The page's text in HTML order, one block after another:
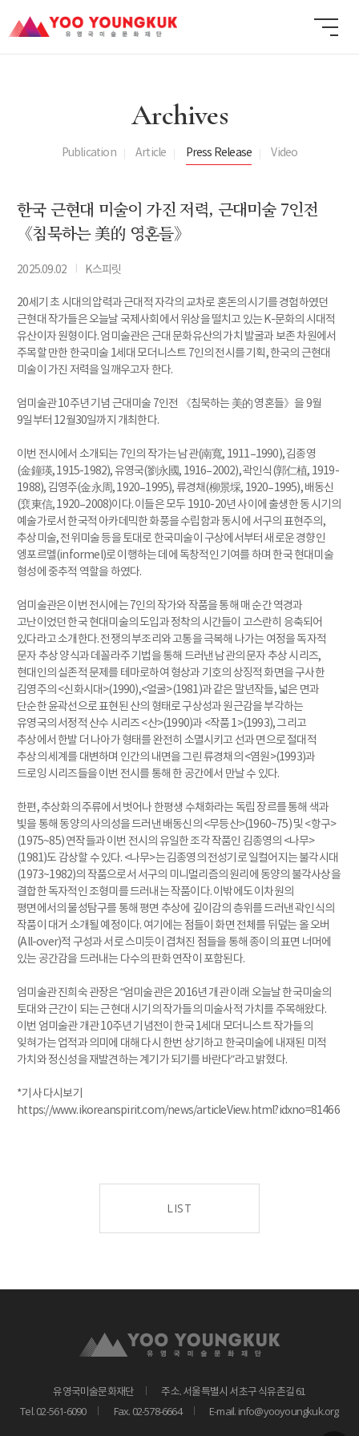
Archives
Publication Article Press Release Video
한국 근현대 미술이 가진 저력, 근대미술 7인전
《침묵하는 美的 영혼들》
2025.09.02 K스피릿
20세기 초 시대의 압력과 근대적 자각의 교차로 혼돈의 시기를 경험하였던
근현대 작가들은 오늘날 국제사회에서 위상을 떨치고 있는 K-문화의 시대적
유산이자 원형이다. 엄미술관은 근대 문화유산의 가치 발굴과 보존 차원에서
주목할 만한 한국미술 1세대 모더니스트 7인의 전시를 기획, 한국의 근현대
미술이 가진 저력을 일깨우고자 한다.
엄미술관 10주년 기념 근대미술 7인전 《침묵하는 美的 영혼들》을 9월
9일부터 12월30일까지 개최한다.
이번 전시에서 소개되는 7인의 작가는 남관(南寬, 1911–1990), 김종영
(金鐘瑛, 1915-1982), 유영국(劉永國, 1916–2002), 곽인식(郭仁植, 1919-
1988), 김영주(金永周, 1920–1995), 류경채(柳景埰, 1920–1995), 배동신
(裵東信, 1920–2008)이다. 이들은 모두 1910-20년 사이에 출생한 동 시기의
예술가로서 한국적 아카데믹한 화풍을 수립함과 동시에 서구의 표현주의,
추상미술, 전위미술 등을 토대로 한국미술이 구상에서부터 새로운 경향인
엥포르멜(informel)로 이행하는 데에 독창적인 기여를 하며 한국 현대미술
형성에 중추적 역할을 하였다.
엄미술관은 이번 전시에는 7인의 작가와 작품을 통해 매 순간 역경과
고난이었던 한국 현대미술의 도입과 정착의 시간들이 고스란히 응축되어
있다라고 소개한다. 전쟁의 부조리와 고통을 극복해 나가는 여정을 독자적
문자 추상 양식과 데꼴라주 기법을 통해 드러낸 남관의 문자 추상 시리즈,
현대인의 실존적 문제를 테마로하여 형상과 기호의 상징적 화면을 구사한
김영주의 <신화시대>(1990),<얼굴>(1981)과 같은 말년작들, 넓은 면과
단순한 윤곽선으로 표현된 산의 형태로 구상성과 원근감을 부각하는
유영국의 서정적 산수 시리즈 <산>(1990)과 <작품 1>(1993), 그리고
추상에서 한발 더 나아가 형태를 완전히 소멸시키고 선과 면으로 절대적
추상의 세계를 대변하며 인간의 내면을 그린 류경채의 <염원>(1993)과
드로잉 시리즈들을 이번 전시를 통해 한 공간에서 만날 수 있다.
한편, 추상화의 주류에서 벗어나 한평생 수채화라는 독립 장르를 통해 색과
빛을 통해 동양의 사의성을 드러낸 배동신의 <무등산>(1960~75) 및 <항구>
(1975~85) 연작들과 이번 전시의 유일한 조각 작품인 김종영의 <나무>
(1981)도 감상할 수 있다. <나무>는 김종영의 전성기로 일컬어지는 불각시대
(1973~1982)의 작품으로서 서구의 미니멀리즘의 원리에 동양의 불각사상을
결합한 독자적인 조형미를 드러내는 작품이다. 이밖에도 이차원의
평면에서의 물성탐구를 통해 평면 추상에 깊이감의 층위를 드러낸 곽인식의
작품이 대거 소개될 예정이다. 여기에는 점들이 화면 전체를 뒤덮는 올 오버
(All-over)적 구성과 서로 스미듯이 겹쳐진 점들을 통해 종이의 표면 너머에
있는 공간감을 드러내는 다수의 판화 연작이 포함된다.
엄미술관 진희숙 관장은 “엄미술관은 2016년 개관 이래 오늘날 한국미술의
토대와 근간이 되는 근현대 시기의 작가들의 미술사적 가치를 주목해왔다.
이번 엄미술관 개관 10주년 기념전이 한국 1세대 모더니스트 작가들의
잊혀가는 업적과 의미에 대해 다시 한번 상기하고 한국미술에 내재된 미적
가치와 정신성을 재발견하는 계기가 되기를 바란다”라고 밝혔다.
*기사 다시보기
https://www.ikoreanspirit.com/news/articleView.html?idxno=81466
LIST
유영국미술문화재단 주소. 서울특별시 서초구 식유촌길 61
Tel. 02-561-6090 Fax. 02-578-6664 E-mail. info@yooyoungkuk.org